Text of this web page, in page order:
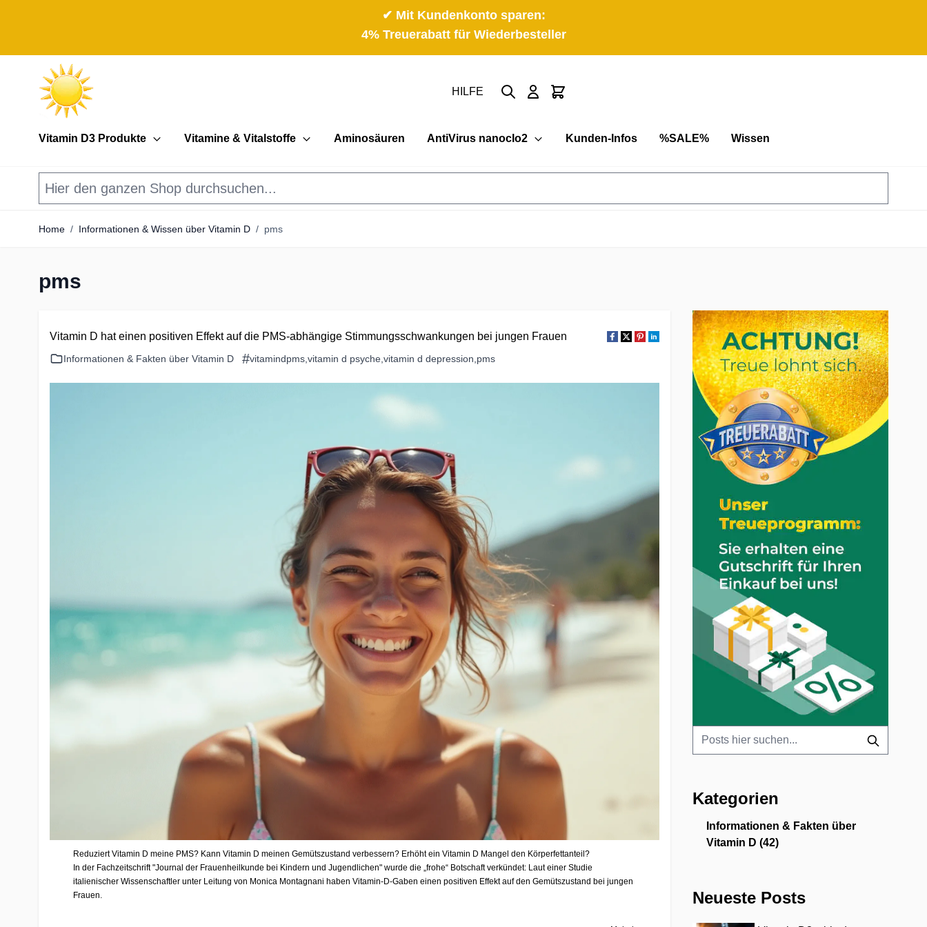
✔ Mit Kundenkonto sparen:
4% Treuerabatt für Wiederbesteller
Direkt zum Inhalt
Vitamin D3 Produkte Vitamine & Vitalstoffe Aminosäuren AntiVirus nanoclo2 Kunden-Infos %SALE% Wissen
HILFE Suche Cart
Home / Informationen & Wissen über Vitamin D / pms
pms
Vitamin D hat einen positiven Effekt auf die PMS-abhängige Stimmungsschwankungen bei jungen Frauen
Informationen & Fakten über Vitamin D #vitamindpms vitamin d psyche vitamin d depression pms
Reduziert Vitamin D meine PMS? Kann Vitamin D meinen Gemütszustand verbessern? Erhöht ein Vitamin D Mangel den Körperfettanteil?
In der Fachzeitschrift "Journal der Frauenheilkunde bei Kindern und Jugendlichen" wurde die „frohe“ Botschaft verkündet: Laut einer Studie
italienischer Wissenschaftler unter Leitung von Monica Montagnani haben Vitamin-D-Gaben einen positiven Effekt auf den Gemütszustand bei jungen
Frauen.
Kategorien
Informationen & Fakten über
Vitamin D (42)
Neueste Posts